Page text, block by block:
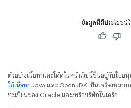
ข้อมูลนี้มีประโยชน์
ตัวอย่างเนื้อหาและโค้ดในหน้าเว็บนี้ขึ้นอยู่กับใบอ
ใช้เนื้อหา Java และ OpenJDK เป็นเครื่องหมาย
ทะเบียนของ Oracle และ/หรือบริษัทในเครือ